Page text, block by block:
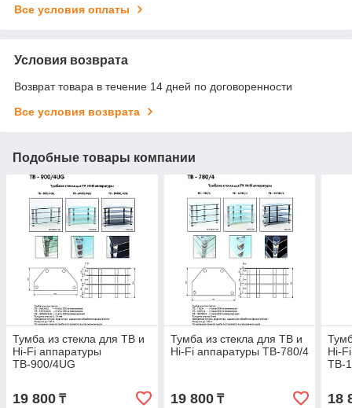
Все условия оплаты
Условия возврата
Возврат товара в течение 14 дней по договоренности
Все условия возврата
Подобные товары компании
Тумба из стекла для ТВ и
Hi-Fi аппаратуры
ТВ-900/4UG
19 800 ₸
Тумба из стекла для ТВ и
Hi-Fi аппаратуры ТВ-780/4
19 800₸
Hi-
ТВ-
18